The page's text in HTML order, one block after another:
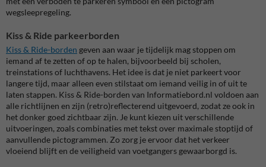
wegsleepregeling.
Kiss & Ride parkeerborden
Kiss & Ride-borden geven aan waar je tijdelijk mag stoppen om
iemand af te zetten of op te halen, bijvoorbeeld bij scholen,
treinstations of luchthavens. Het idee is dat je niet parkeert voor
langere tijd, maar alleen even stilstaat om iemand veilig in of uit te
laten stappen. Kiss & Ride-borden van Informatiebord.nl voldoen aan
alle richtlijnen en zijn (retro)reflecterend uitgevoerd, zodat ze ook in
het donker goed zichtbaar zijn. Je kunt kiezen uit verschillende
uitvoeringen, zoals combinaties met tekst over maximale stoptijd of
aanvullende pictogrammen. Zo zorg je ervoor dat het verkeer
vloeiend blijft en de veiligheid van voetgangers gewaarborgd is.